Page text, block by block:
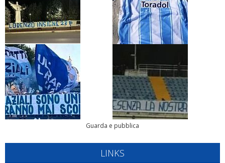
Guarda e pubblica
LINKS